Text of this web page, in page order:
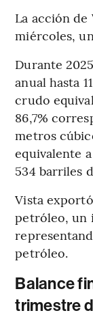
La acción de
miércoles,
Durante
anual hasta
crudo
86,7%
metros
equivalente
534 barriles
Vista
petróleo, un
petróleo.
Balance
trimestre